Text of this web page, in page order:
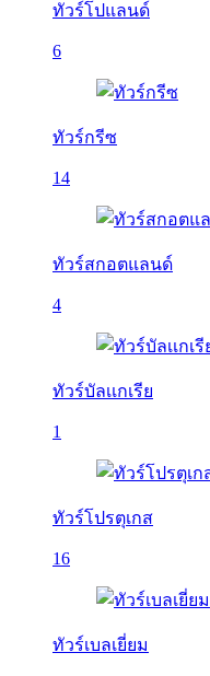
ทัวร์โปแลนด์
6
ทัวร์กรีซ
14
ทัวร์สกอตแลนด์
4
ทัวร์บัลเเกเรีย
1
ทัวร์โปรตุเกส
16
ทัวร์เบลเยี่ยม